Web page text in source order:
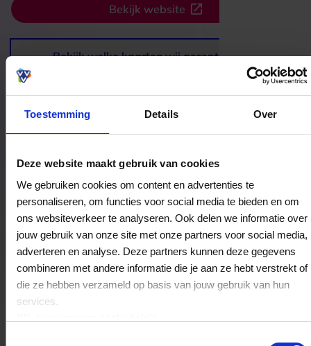
Toestemming Details Over
Deze website maakt gebruik van cookies
We gebruiken cookies om content en advertenties te
personaliseren, om functies voor social media te bieden en om
ons websiteverkeer te analyseren. Ook delen we informatie over
jouw gebruik van onze site met onze partners voor social media,
adverteren en analyse. Deze partners kunnen deze gegevens
combineren met andere informatie die je aan ze hebt verstrekt of
die ze hebben verzameld op basis van jouw gebruik van hun
services.
desserts het diner compleet maken. Kampkuiper
past ook perfect bij feestelijke momenten, van
een ontspannen avond uit tot een uitgebreid
diner of verzorgde catering voor een bijzondere
gelegenheid. Dat maakt deze zaak aantrekkelijk
voor iedereen die houdt van lekker eten, Twentse
gastvrijheid en een ongedwongen avond
genieten.
Bekijk website
Bekijk welke kaarten wij accepteren
Bestedingslocaties
Kampkuiper Bistro-Party & Catering
Almeloseweg 115
7615NA
Harbrinkhoek
Veelgestelde Vragen